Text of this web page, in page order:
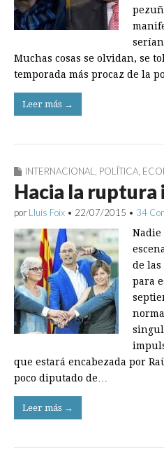
Muchas cosas se olvidan, se
temporada más procaz de la
Leer más →
INTERNACIONAL POLÍTICA
Hacia la
por Lluís Foix • 22/07/2015 • 34
Nadie
de las
para
que estará encabezada por
poco diputado de…
Leer más →